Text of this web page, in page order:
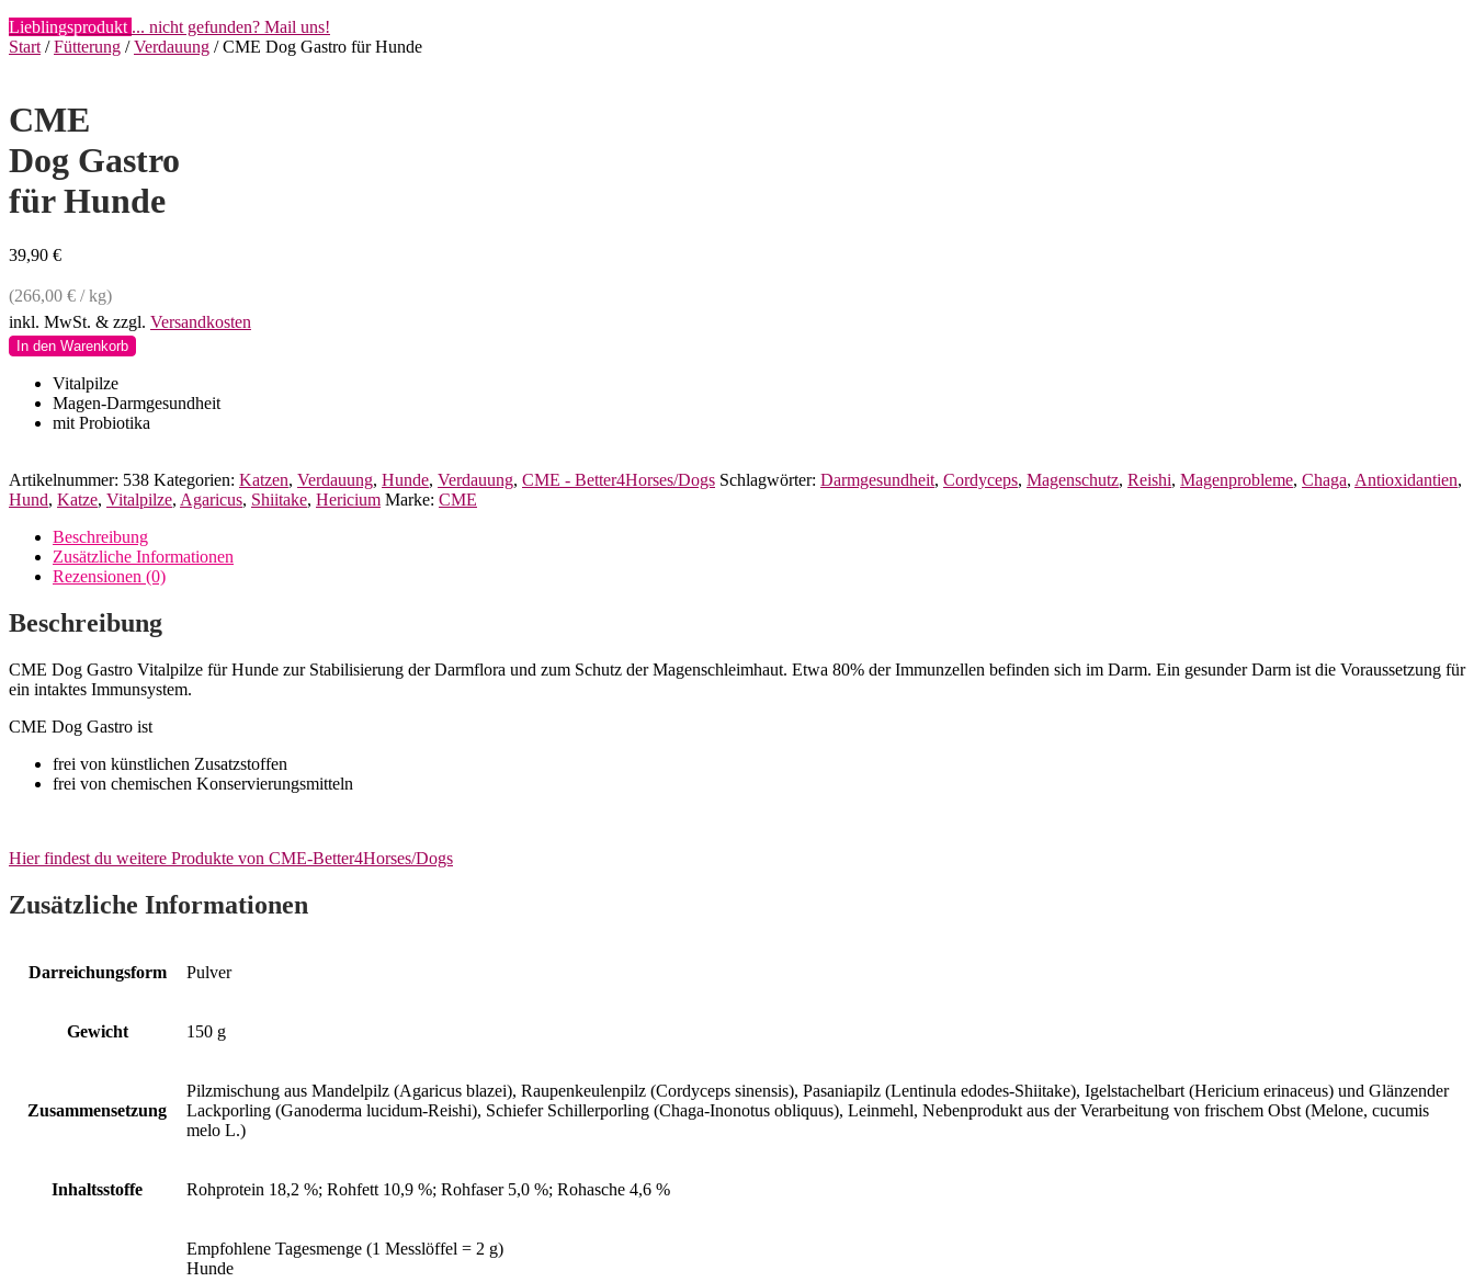
Lieblingsprodukt ... nicht gefunden? Mail uns!
Start /Fütterung /Verdauung / CME Dog Gastro für Hunde
CME
Dog Gastro
für Hunde
39,90 €
(266,00 € /kg)
inkl. MwSt. & zzgl. Versandkosten
CME
Gastro
Hunde
In den Warenkorb
Vitalpilze
Magen-Darmgesundheit
mit Probiotika
Artikelnummer: 538 Kategorien: Katzen, Verdauung, Hunde, Verdauung, CME - Better4Horses/Dogs Schlagwörter: Darmgesundheit, Cordyceps, Magenschutz, Reishi, Magenprobleme, Chaga, Antioxidantien,
Hund, Katze, Vitalpilze, Agaricus, Shiitake, Hericium Marke: CME
Beschreibung
Zusätzliche Informationen
Rezensionen (0)
Beschreibung
CME Dog Gastro Vitalpilze für Hunde zur Stabilisierung der Darmflora und zum Schutz der Magenschleimhaut. Etwa 80% der Immunzellen befinden sich im Darm. Ein gesunder Darm ist die Voraussetzung für
ein intaktes Immunsystem.
CME Dog Gastro ist
frei von künstlichen Zusatzstoffen
frei von chemischen Konservierungsmitteln
Hier findest du weitere Produkte von CME-Better4Horses/Dogs
Zusätzliche Informationen
Darreichungsform Pulver
Gewicht 150 g
Zusammensetzung
Pilzmischung aus Mandelpilz (Agaricus blazei), Raupenkeulenpilz (Cordyceps sinensis), Pasaniapilz (Lentinula edodes-Shiitake), Igelstachelbart (Hericium erinaceus) und Glänzender
Lackporling (Ganoderma lucidum-Reishi), Schiefer Schillerporling (Chaga-Inonotus obliquus), Leinmehl, Nebenprodukt aus der Verarbeitung von frischem Obst (Melone, cucumis
melo L.)
Inhaltsstoffe Rohprotein 18,2 %; Rohfett 10,9 %; Rohfaser 5,0 %; Rohasche 4,6 %
Empfohlene Tagesmenge (1 Messlöffel = 2 g)
Hunde